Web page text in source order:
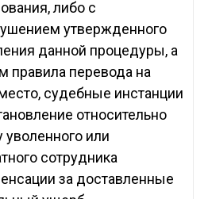
либо с
утвержденного
данной процедуры, а
правила перевода на
судебные инстанции
относительно
уволенного или
сотрудника
за доставленные